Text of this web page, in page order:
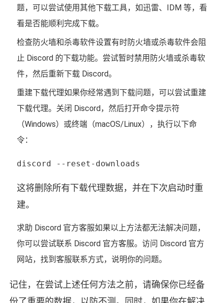
题，可以尝试使用其他下载工具，如迅雷、IDM 等，看
看是否能顺利完成下载。
检查防火墙和杀毒软件设置有时防火墙或杀毒软件会阻
止 Discord 的下载功能。尝试暂时禁用防火墙或杀毒软
件，然后重新下载 Discord。
重建下载代理如果你经常遇到下载问题，可以尝试重建
下载代理。关闭 Discord，然后打开命令提示符
（Windows）或终端（macOS/Linux），执行以下命
令：
discord --reset-downloads
这将删除所有下载代理数据，并在下次启动时重
建。
求助 Discord 官方客服如果以上方法都无法解决问题，
你可以尝试联系 Discord 官方客服。访问 Discord 官方
网站，找到客服联系方式，说明你的问题。
记住，在尝试上述任何方法之前，请确保你已经备